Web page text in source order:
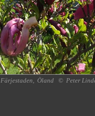
Färjestaden, Öland © Peter